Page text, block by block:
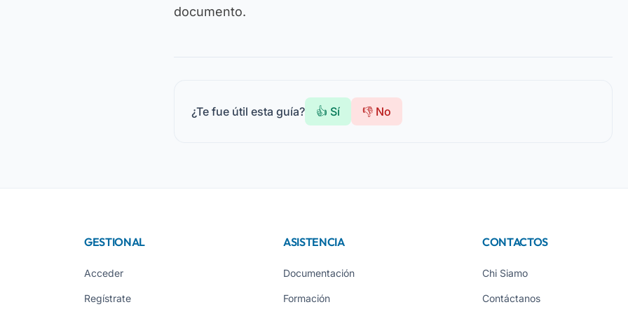
documento.
¿Te fue útil esta guía? 👍 Sí 👎 No
GESTIONAL
Acceder
Regístrate
ASISTENCIA
Documentación
Formación
CONTACTOS
Chi Siamo
Contáctanos